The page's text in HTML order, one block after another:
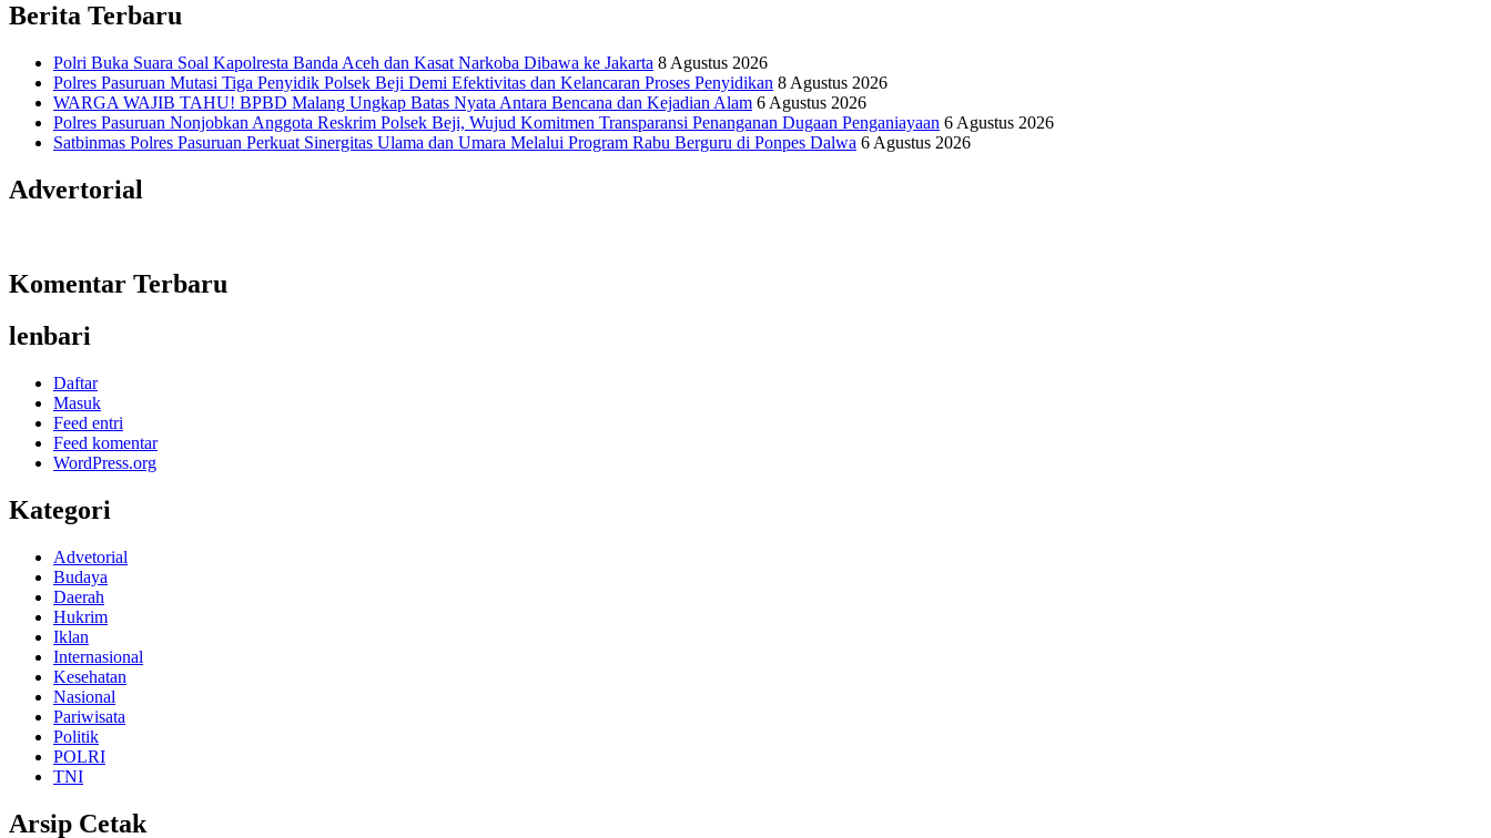
Berita Terbaru
Polri Buka Suara Soal Kapolresta Banda Aceh dan Kasat Narkoba Dibawa ke Jakarta 8 Agustus 2026
Polres Pasuruan Mutasi Tiga Penyidik Polsek Beji Demi Efektivitas dan Kelancaran Proses Penyidikan 8 Agustus 2026
WARGA WAJIB TAHU! BPBD Malang Ungkap Batas Nyata Antara Bencana dan Kejadian Alam 6 Agustus 2026
Polres Pasuruan Nonjobkan Anggota Reskrim Polsek Beji, Wujud Komitmen Transparansi Penanganan Dugaan Penganiayaan 6 Agustus 2026
Satbinmas Polres Pasuruan Perkuat Sinergitas Ulama dan Umara Melalui Program Rabu Berguru di Ponpes Dalwa 6 Agustus 2026
Advertorial
Komentar Terbaru
lenbari
Daftar
Masuk
Feed entri
Feed komentar
WordPress.org
Kategori
Advetorial
Budaya
Daerah
Hukrim
Iklan
Internasional
Kesehatan
Nasional
Pariwisata
Politik
POLRI
TNI
Arsip Cetak